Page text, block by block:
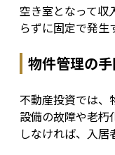
空き室となって収
らずに固定で発生
物件管理の
不動産投資では、
設備の故障や老朽
しなければ、入居